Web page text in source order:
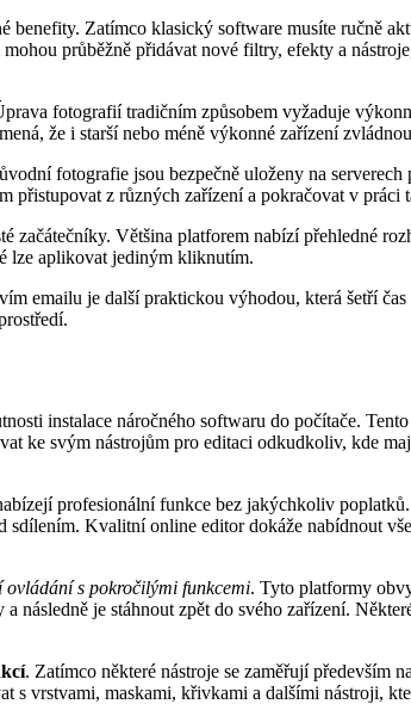
benefity. Zatímco klasický software musíte ručně
průběžně přidávat nové filtry, efekty a
fotografií tradičním způsobem vyžaduje
že i starší nebo méně výkonné zařízení
fotografie jsou bezpečně uloženy na
z různých zařízení a pokračovat v práci
začátečníky. Většina platforem nabízí přehledné
lze aplikovat jediným kliknutím.
emailu je další praktickou výhodou, která šetří
instalace náročného softwaru do počítače.
ke svým nástrojům pro editaci odkudkoliv, kde
profesionální funkce bez jakýchkoliv
Kvalitní online editor dokáže nabídnout
ovládání s pokročilými funkcemi. Tyto platformy
následně je stáhnout zpět do svého zařízení.
. Zatímco některé nástroje se zaměřují především
vrstvami, maskami, křivkami a dalšími nástroji,